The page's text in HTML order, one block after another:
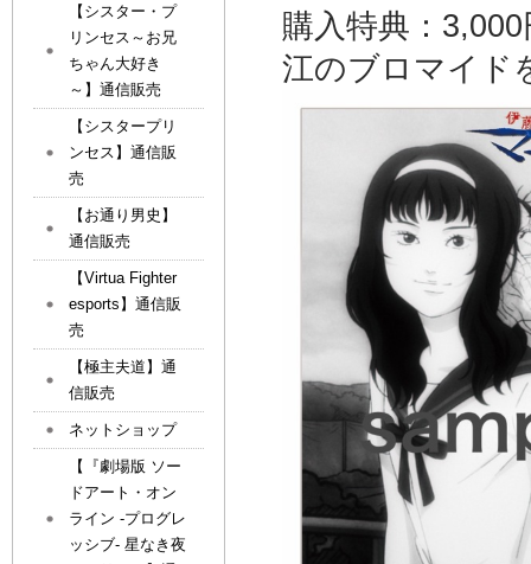
購入特典：
江のブロマイド
【シスター・プ
リンセス～お兄
ちゃん大好き
～】通信販売
【シスタープリ
ンセス】通信販
売
【お通り男史】
通信販売
【Virtua Fighter
esports】通信販
売
【極主夫道】通
信販売
ネットショップ
【『劇場版 ソー
ドアート・オン
ライン -プログレ
ッシブ- 星なき夜